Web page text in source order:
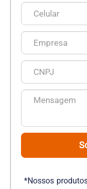
*Nossos